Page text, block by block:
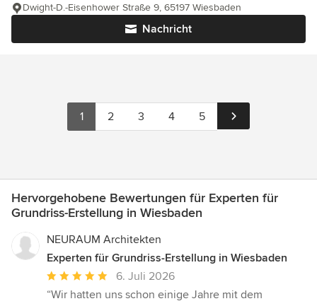
Nachricht
Dwight-D.-Eisenhower Straße 9, 65197 Wiesbaden
1 2 3 4 5
Hervorgehobene Bewertungen für Experten für
Grundriss-Erstellung in Wiesbaden
NEURAUM Architekten
Experten für Grundriss-Erstellung in Wiesbaden
Durchschnittliche
Bewertung:
6. Juli 2026
“Wir hatten uns schon einige Jahre mit dem